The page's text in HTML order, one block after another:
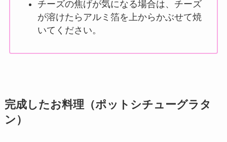
チーズの焦げが気になる場合は、チーズ
が溶けたらアルミ箔を上からかぶせて焼
いてください。
完成したお料理（ポットシチューグラタ
ン）